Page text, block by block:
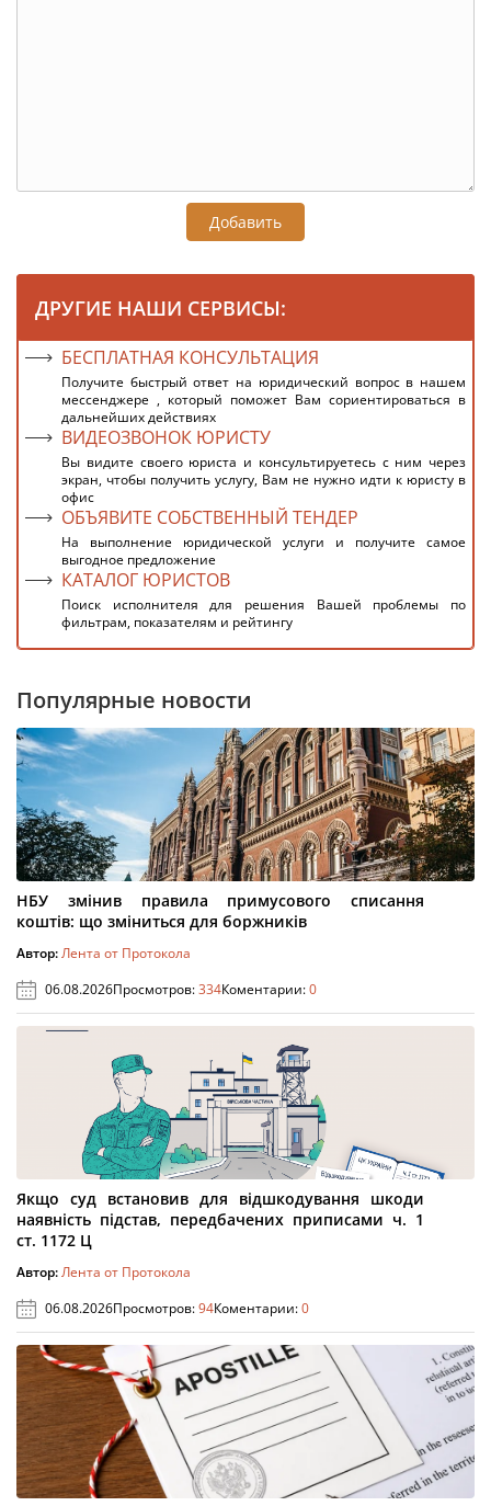
Добавить
ДРУГИЕ НАШИ СЕРВИСЫ:
БЕСПЛАТНАЯ КОНСУЛЬТАЦИЯ
Получите быстрый ответ на юридический вопрос в нашем
мессенджере , который поможет Вам сориентироваться в
дальнейших действиях
ВИДЕОЗВОНОК ЮРИСТУ
Вы видите своего юриста и консультируетесь с ним через
экран, чтобы получить услугу, Вам не нужно идти к юристу в
офис
ОБЪЯВИТЕ СОБСТВЕННЫЙ ТЕНДЕР
На выполнение юридической услуги и получите самое
выгодное предложение
КАТАЛОГ ЮРИСТОВ
Поиск исполнителя для решения Вашей проблемы по
фильтрам, показателям и рейтингу
Популярные новости
НБУ змінив правила примусового списання
коштів: що зміниться для боржників
Автор:Лента от Протокола
06.08.2026Просмотров:334Коментарии:0
Якщо суд встановив для відшкодування шкоди
наявність підстав, передбачених приписами ч. 1
ст. 1172 Ц
Автор:Лента от Протокола
06.08.2026Просмотров:94Коментарии:0